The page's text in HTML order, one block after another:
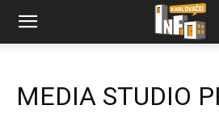
MEDIA STUDIO